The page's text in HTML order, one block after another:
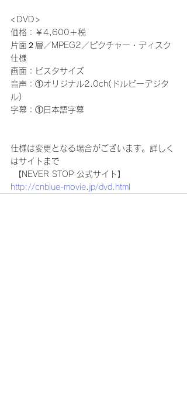
<DVD>
価格：￥4,600＋税
片面２層／MPEG2／ピクチャー・ディスク
仕様
画面：ビスタサイズ
音声：①オリジナル2.0ch(ドルビーデジタ
ル)
字幕：①日本語字幕
仕様は変更となる場合がございます。詳しく
はサイトまで
【NEVER STOP 公式サイト】
http://cnblue-movie.jp/dvd.html